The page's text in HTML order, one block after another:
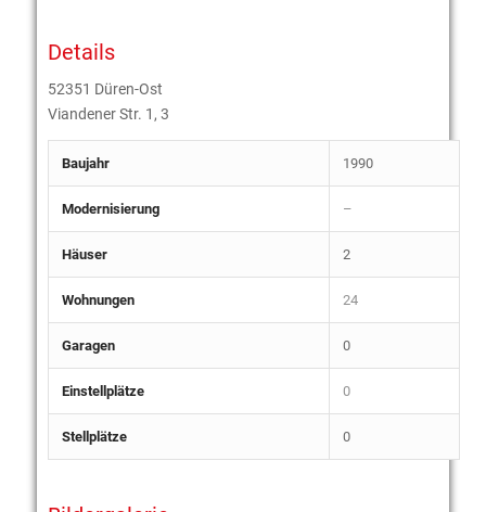
Details
52351 Düren-Ost
Viandener Str. 1, 3
Baujahr 1990
Modernisierung –
Häuser 2
Wohnungen 24
Garagen 0
Einstellplätze 0
Stellplätze 0